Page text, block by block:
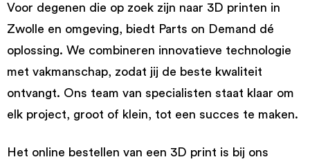
Voor degenen die op zoek zijn naar 3D printen in
Zwolle en omgeving, biedt Parts on Demand dé
oplossing. We combineren innovatieve technologie
met vakmanschap, zodat jij de beste kwaliteit
ontvangt. Ons team van specialisten staat klaar om
elk project, groot of klein, tot een succes te maken.
Het online bestellen van een 3D print is bij ons